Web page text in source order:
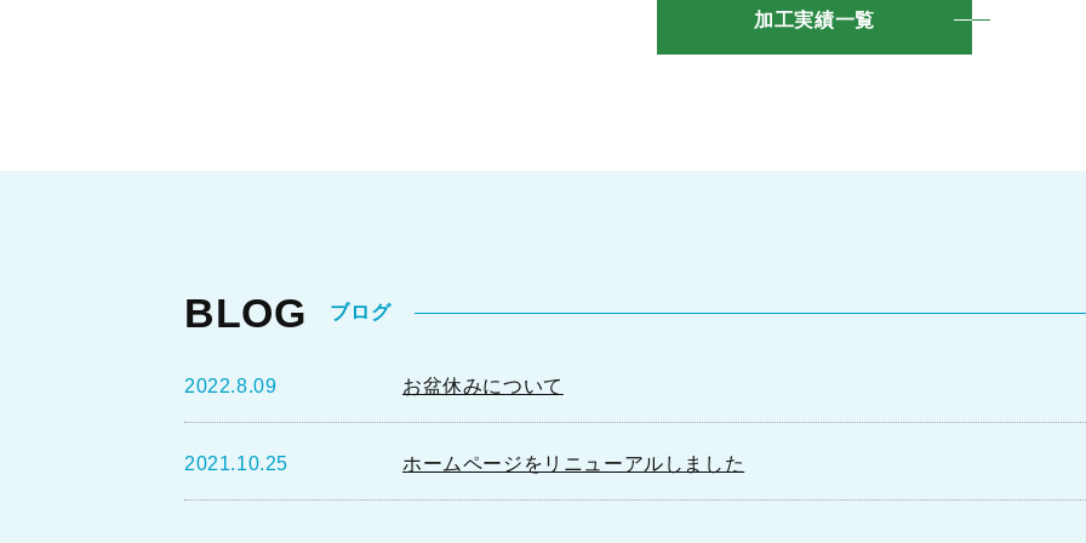
加工実績一覧
BLOG ブログ
2022.8.09 お盆休みについて
2021.10.25 ホームページをリニューアルしました